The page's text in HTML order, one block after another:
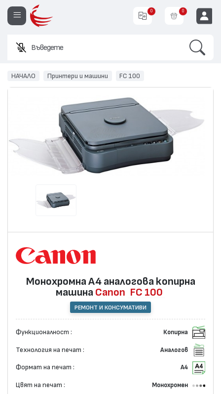
Въведете име и
0 0
НАЧАЛО Принтери и машини FC 100
Монохромна А4 аналогова копирна
машина Canon FC 100
РЕМОНТ И КОНСУМАТИВИ
Функционалност : Копирна
Технология на печат : Аналогов
Формат на печат : А4
Цвят на печат : Монохромен